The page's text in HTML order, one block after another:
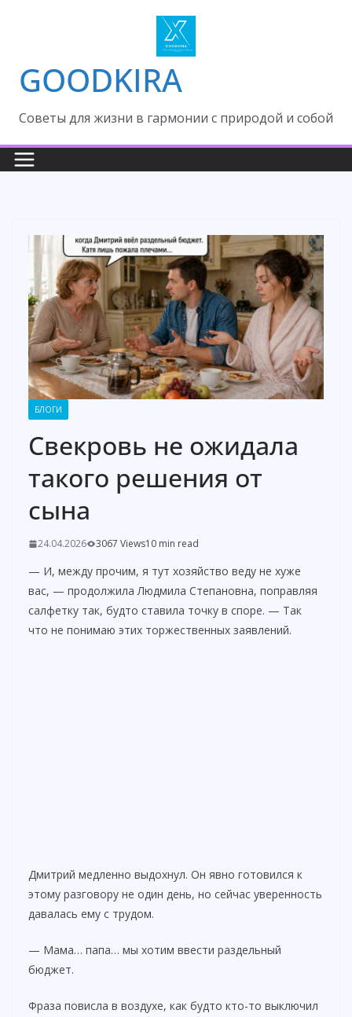
GOODKIRA
Cоветы для жизни в гармонии с природой и собой
БЛОГИ
Свекровь не ожидала
такого решения от
сына
24.04.2026 3067 Views10 min read
— И, между прочим, я тут хозяйство веду не хуже
вас, — продолжила Людмила Степановна, поправляя
салфетку так, будто ставила точку в споре. — Так
что не понимаю этих торжественных заявлений.
Дмитрий медленно выдохнул. Он явно готовился к
этому разговору не один день, но сейчас уверенность
давалась ему с трудом.
— Мама… папа… мы хотим ввести раздельный
бюджет.
Фраза повисла в воздухе, как будто кто-то выключил